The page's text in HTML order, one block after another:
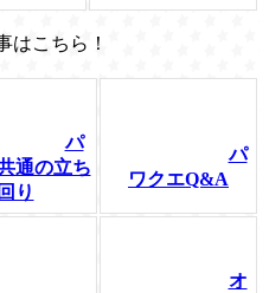
はこちら！
パ
通の立ち
回り
パ
ワクエQ&A
オ